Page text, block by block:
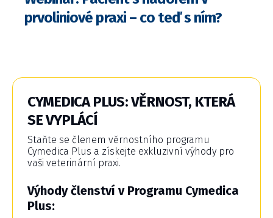
prvoliniové praxi – co teď s ním?
CYMEDICA PLUS: VĚRNOST, KTERÁ
SE VYPLÁCÍ
Staňte se členem věrnostního programu
Cymedica Plus a získejte exkluzivní výhody pro
vaši veterinární praxi.
Výhody členství v Programu Cymedica
Plus: